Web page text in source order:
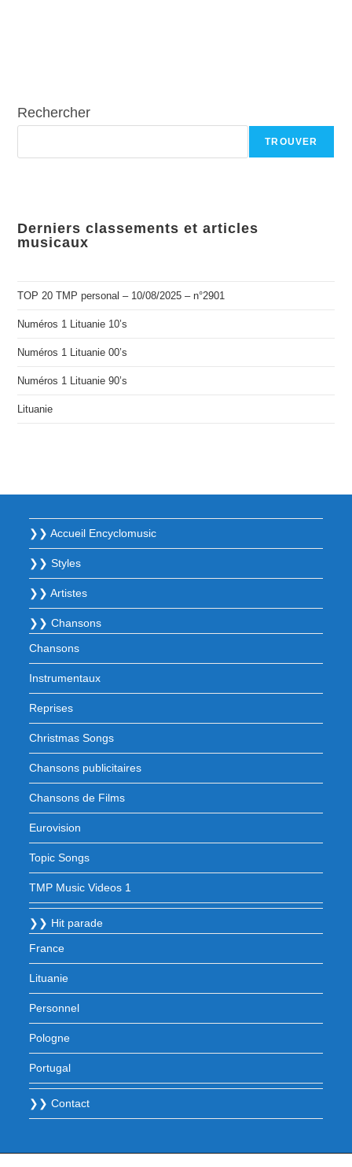
Rechercher
TROUVER
Derniers classements et articles
musicaux
TOP 20 TMP personal – 10/08/2025 – n°2901
Numéros 1 Lituanie 10’s
Numéros 1 Lituanie 00’s
Numéros 1 Lituanie 90’s
Lituanie
❯❯ Accueil Encyclomusic
❯❯ Styles
❯❯ Artistes
❯❯ Chansons
Chansons
Instrumentaux
Reprises
Christmas Songs
Chansons publicitaires
Chansons de Films
Eurovision
Topic Songs
TMP Music Videos 1
❯❯ Hit parade
France
Lituanie
Personnel
Pologne
Portugal
❯❯ Contact